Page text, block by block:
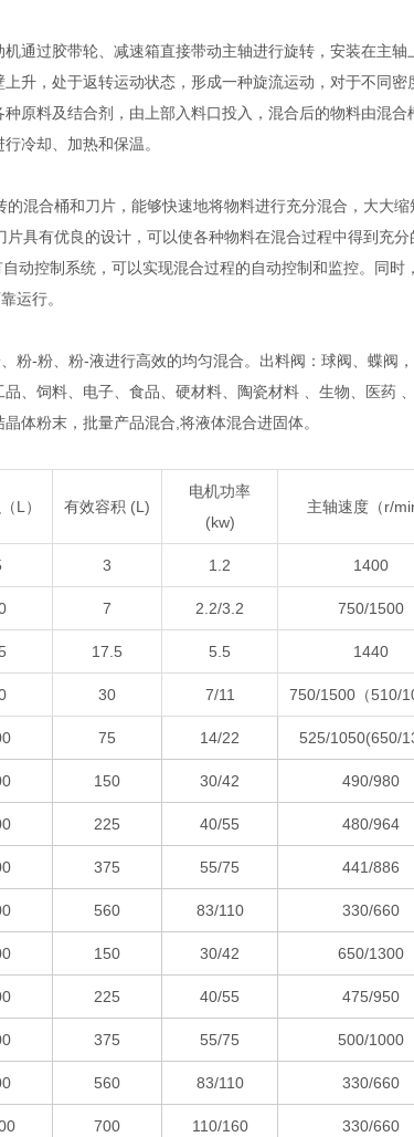
机通过胶带轮、减速箱直接带动主轴进行旋转，安装在主
升，处于返转运动状态，形成一种旋流运动，对于不同
原料及结合剂，由上部入料口投入，混合后的物料由混
冷却、加热和保温。
的混合桶和刀片，能够快速地将物料进行充分混合，大大
片具有优良的设计，可以使各种物料在混合过程中得到充
动控制系统，可以实现混合过程的自动控制和监控。同
运行。
粉-粉、粉-液进行高效的均匀混合。出料阀：球阀、蝶阀
、饲料、电子、食品、硬材料、陶瓷材料 、生物、医药
体粉末，批量产品混合,将液体混合进固体。
L） 有效容积 (L)
电机功率
(kw)
主轴速度（r/
3 1.2 1400
7 2.2/3.2 750/1500
17.5 5.5 1440
30 7/11 750/1500（510/
75 14/22 525/1050(650/
150 30/42 490/980
225 40/55 480/964
375 55/75 441/886
560 83/110 330/660
150 30/42 650/1300
225 40/55 475/950
375 55/75 500/1000
560 83/110 330/660
700 110/160 330/660